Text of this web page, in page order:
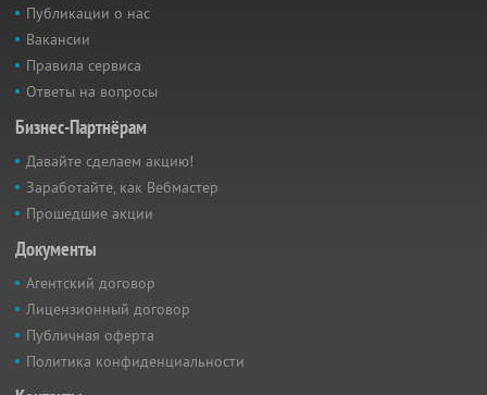
Публикации о нас
Вакансии
Правила сервиса
Ответы на вопросы
Бизнес-Партнёрам
Давайте сделаем акцию!
Заработайте, как Вебмастер
Прошедшие акции
Документы
Агентский договор
Лицензионный договор
Публичная оферта
Политика конфиденциальности